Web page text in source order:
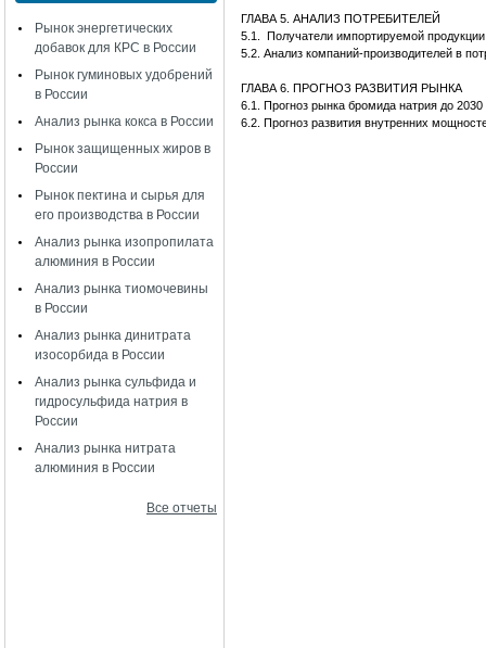
Рынок энергетических
добавок для КРС в России
Рынок гуминовых удобрений
в России
Анализ рынка кокса в России
Рынок защищенных жиров в
России
Рынок пектина и сырья для
его производства в России
Анализ рынка изопропилата
алюминия в России
Анализ рынка тиомочевины
в России
Анализ рынка динитрата
изосорбида в России
Анализ рынка сульфида и
гидросульфида натрия в
России
Анализ рынка нитрата
алюминия в России
Все отчеты
ГЛАВА 5. АНАЛИЗ ПОТРЕБИТЕЛЕЙ
5.1. Получатели импортируемой продукции
5.2. Анализ компаний-производителей в
ГЛАВА 6. ПРОГНОЗ РАЗВИТИЯ РЫНКА
6.1. Прогноз рынка бромида натрия до 2030
6.2. Прогноз развития внутренних